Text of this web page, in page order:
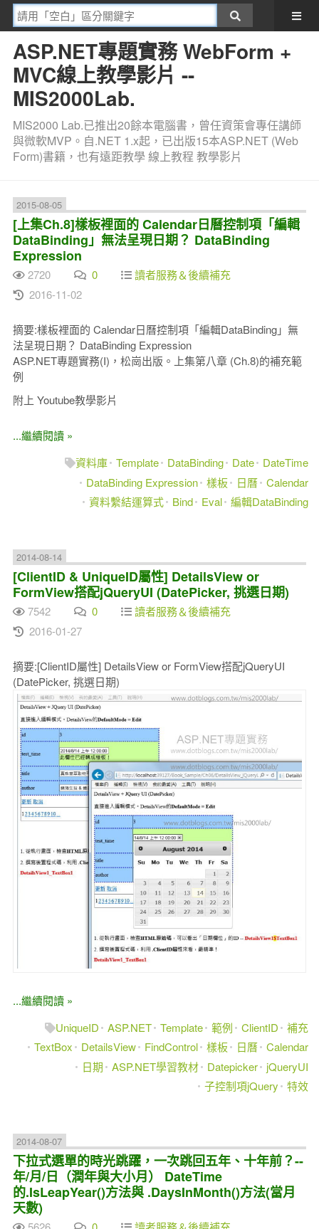
ASP.NET專題實務 WebForm +
MVC線上教學影片 --
MIS2000Lab.
MIS2000 Lab.已推出20餘本電腦書，曾任資策會專任講師
與微軟MVP。自.NET 1.x起，已出版15本ASP.NET (Web
Form)書籍，也有遠距教學 線上教程 教學影片
2015-08-05
[上集Ch.8]樣板裡面的 Calendar日曆控制項「編輯
DataBinding」無法呈現日期？ DataBinding
Expression
2720 0
讀者服務＆後續補充
2016-11-02
摘要:樣板裡面的 Calendar日曆控制項「編輯DataBinding」無
法呈現日期？ DataBinding Expression
ASP.NET專題實務(I)，松崗出版。上集第八章 (Ch.8)的補充範
例
附上 Youtube教學影片
...繼續閱讀 »
資料庫 Template DataBinding Date
DateTime
DataBinding Expression 樣板 日曆 Calendar
資料繫結運算式
Bind Eval 編輯DataBinding
2014-08-14
[ClientID & UniqueID屬性] DetailsView or
FormView搭配jQueryUI (DatePicker, 挑選日期)
7542 0
讀者服務＆後續補充
2016-01-27
摘要:[ClientID屬性] DetailsView or FormView搭配jQueryUI
(DatePicker, 挑選日期)
...繼續閱讀 »
UniqueID
ASP.NET Template 範例 ClientID
補充
TextBox
DetailsView FindControl 樣板 日曆 Calendar
日期
ASP.NET學習教材 Datepicker
jQueryUI
子控制項jQuery
特效
2014-08-07
下拉式選單的時光跳躍，一次跳回五年、十年前？--
年/月/日（潤年與大小月） DateTime
的.IsLeapYear()方法與 .DaysInMonth()方法(當月
天數)